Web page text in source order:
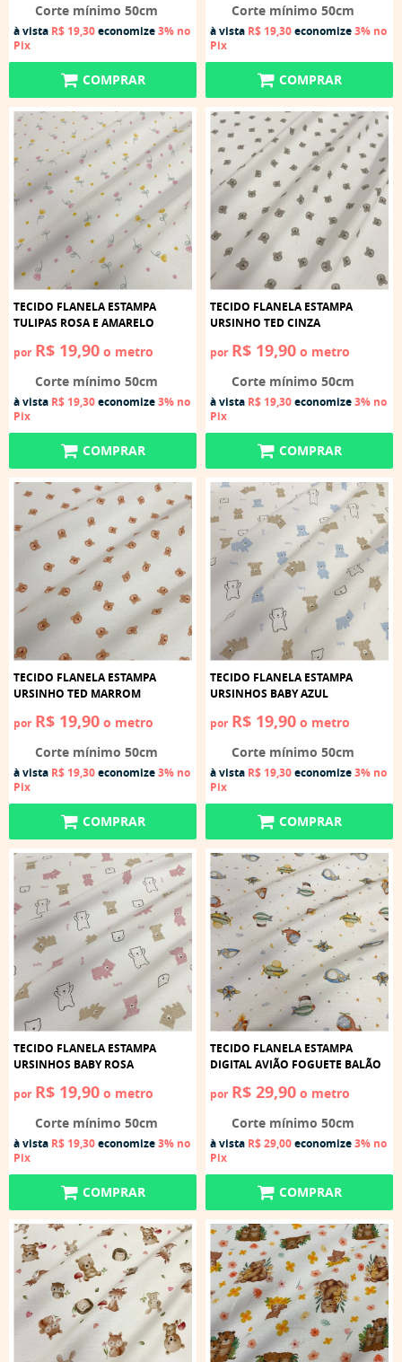
Corte mínimo 50cm
à vista R$ 19,30economize3% no
Pix
COMPRAR
Corte mínimo 50cm
à vista R$ 19,30economize3% no
Pix
COMPRAR
TECIDO FLANELA ESTAMPA
TULIPAS ROSA E AMARELO
por R$ 19,90 o metro
Corte mínimo 50cm
à vista R$ 19,30economize3% no
Pix
COMPRAR
TECIDO FLANELA ESTAMPA
URSINHO TED CINZA
por R$ 19,90 o metro
Corte mínimo 50cm
à vista R$ 19,30economize3% no
Pix
COMPRAR
TECIDO FLANELA ESTAMPA
URSINHO TED MARROM
por R$ 19,90 o metro
Corte mínimo 50cm
à vista R$ 19,30economize3% no
Pix
COMPRAR
TECIDO FLANELA ESTAMPA
URSINHOS BABY AZUL
por R$ 19,90 o metro
Corte mínimo 50cm
à vista R$ 19,30economize3% no
Pix
COMPRAR
TECIDO FLANELA ESTAMPA
URSINHOS BABY ROSA
por R$ 19,90 o metro
Corte mínimo 50cm
à vista R$ 19,30economize3% no
Pix
COMPRAR
TECIDO FLANELA ESTAMPA
DIGITAL AVIÃO FOGUETE BALÃO
por R$ 29,90 o metro
Corte mínimo 50cm
à vista R$ 29,00economize3% no
Pix
COMPRAR